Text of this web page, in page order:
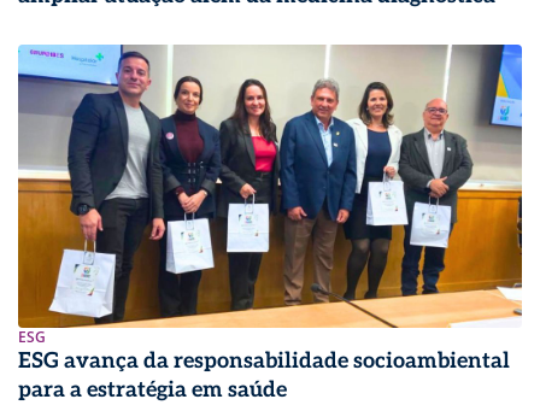
ESG
ESG avança da responsabilidade socioambiental
para a estratégia em saúde